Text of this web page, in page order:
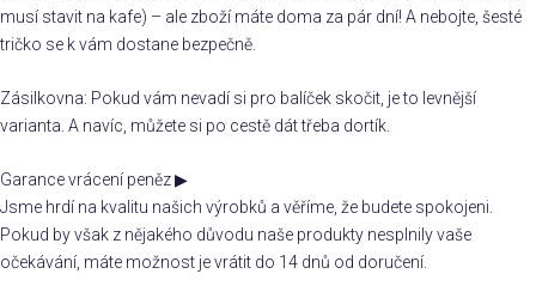
musí stavit na kafe) – ale zboží máte doma za pár dní! A nebojte, šesté
tričko se k vám dostane bezpečně.
Zásilkovna: Pokud vám nevadí si pro balíček skočit, je to levnější
varianta. A navíc, můžete si po cestě dát třeba dortík.
Garance vrácení peněz▶
Jsme hrdí na kvalitu našich výrobků a věříme, že budete spokojeni.
Pokud by však z nějakého důvodu naše produkty nesplnily vaše
očekávání, máte možnost je vrátit do 14 dnů od doručení.